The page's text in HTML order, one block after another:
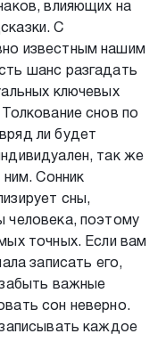
влияющих на
С
известным нашим
шанс разгадать
ключевых
снов по
ли будет
так же
ним. Сонник
сны,
человека, поэтому
точных. Если вам
записать его,
важные
сон неверно.
каждое